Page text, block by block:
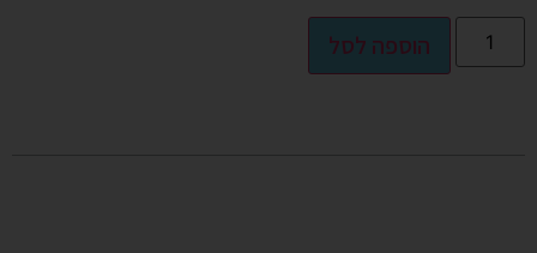
הוספה לסל